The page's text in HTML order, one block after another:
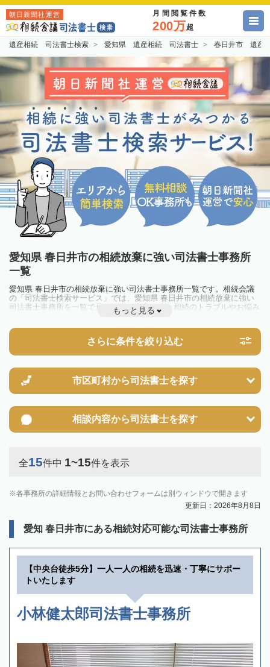
朝日新聞社運営 月間閲覧件数
200万超
遺産相続 司法書士検索 愛知県 遺産相続 司法書士 春日井市 遺産
愛知県 春日井市の相続放棄に強い司法書士事務所
一覧
愛知県 春日井市の相続放棄に強い司法書士事務所一覧です。相続会議
の「司法書士検索サービス」では、愛知県 春日井市の相続放棄に強い
司法書士事務所を一覧で見ることが出来ます。相続のトラブルやお悩み
を抱えている方は一度近隣の司法書士に相談してみましょう。
もっと見る
さらに条件を絞り込む
市区町村から司法書士を探す
相談内容から司法書士を探す
全15件中 1~15件を表示
各事務所の詳細情報とお問い合わせフォームは別ウィンドウで開きます
更新日：2026年8月8日
愛知 春日井市にある相続対応可能な司法書士事務所
【中央台徒歩5分】一人一人の相続を迅速・丁寧にサポー
トいたします
小林健太郎司法書士事務所